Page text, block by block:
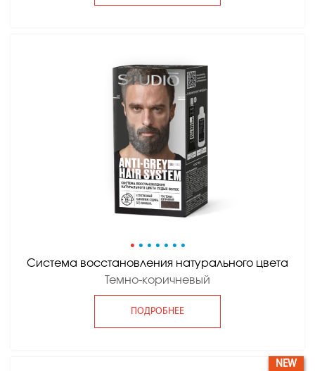
• • • • • • •
Система восстановления натурального цвета
Темно-коричневый
ПОДРОБНЕЕ
NEW